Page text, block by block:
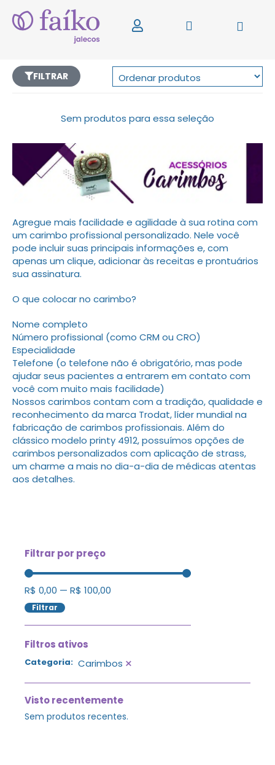
Filtrar por preço
R$ 0,00 — R$ 100,00
Filtrar
Filtros ativos
Categoria: Carimbos ×
Visto recentemente
Sem produtos recentes.
FILTRAR
Sem produtos para essa seleção
Agregue mais facilidade e agilidade à sua rotina com
um carimbo profissional personalizado. Nele você
pode incluir suas principais informações e, com
apenas um clique, adicionar às receitas e prontuários
sua assinatura.
O que colocar no carimbo?
Nome completo
Número profissional (como CRM ou CRO)
Especialidade
Telefone (o telefone não é obrigatório, mas pode
ajudar seus pacientes a entrarem em contato com
você com muito mais facilidade)
Nossos carimbos contam com a tradição, qualidade e
reconhecimento da marca Trodat, líder mundial na
fabricação de carimbos profissionais. Além do
clássico modelo printy 4912, possuímos opções de
carimbos personalizados com aplicação de strass,
um charme a mais no dia-a-dia de médicas atentas
aos detalhes.